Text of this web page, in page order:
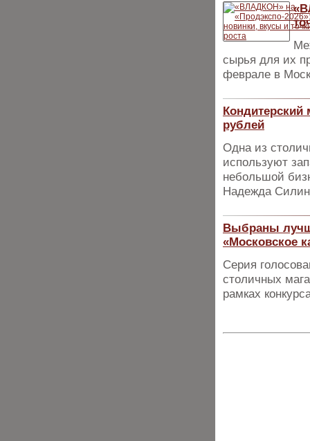
сырья для их
феврале в
рублей
Одна из
используют
небольшой
Надежда
Выбраны
«Московское
Серия
столичных
рамках